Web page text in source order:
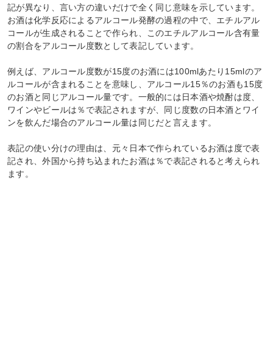
記が異なり、言い方の違いだけで全く同じ意味を示しています。
お酒は化学反応によるアルコール発酵の過程の中で、エチルアル
コールが生成されることで作られ、このエチルアルコール含有量
の割合をアルコール度数として表記しています。
例えば、アルコール度数が15度のお酒には100mlあたり15mlのア
ルコールが含まれることを意味し、アルコール15％のお酒も15度
のお酒と同じアルコール量です。一般的には日本酒や焼酎は度、
ワインやビールは％で表記されますが、同じ度数の日本酒とワイ
ンを飲んだ場合のアルコール量は同じだと言えます。
表記の使い分けの理由は、元々日本で作られているお酒は度で表
記され、外国から持ち込まれたお酒は％で表記されると考えられ
ます。